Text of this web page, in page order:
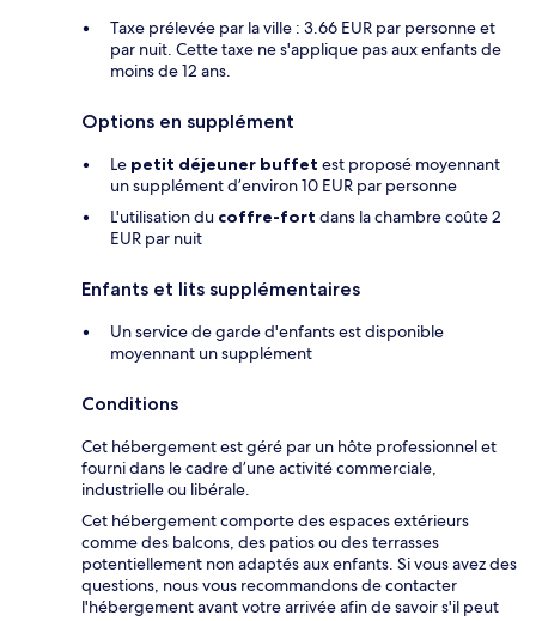
Taxe prélevée par la ville : 3.66 EUR par personne et
par nuit. Cette taxe ne s'applique pas aux enfants de
moins de 12 ans.
Options en supplément
Le petit déjeuner buffet est proposé moyennant
un supplément d’environ 10 EUR par personne
L'utilisation du coffre-fort dans la chambre coûte 2
EUR par nuit
Enfants et lits supplémentaires
Un service de garde d'enfants est disponible
moyennant un supplément
Conditions
Cet hébergement est géré par un hôte professionnel et
fourni dans le cadre d’une activité commerciale,
industrielle ou libérale.
Cet hébergement comporte des espaces extérieurs
comme des balcons, des patios ou des terrasses
potentiellement non adaptés aux enfants. Si vous avez des
questions, nous vous recommandons de contacter
l'hébergement avant votre arrivée afin de savoir s'il peut